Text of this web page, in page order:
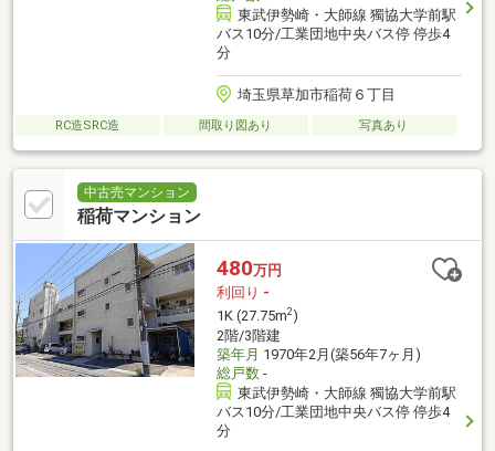
東武伊勢崎・大師線 獨協大学前駅
バス10分/工業団地中央バス停 停歩4
分
埼玉県草加市稲荷６丁目
RC造SRC造 間取り図あり 写真あり
中古売マンション
稲荷マンション
480万円
利回り -
1K (27.75m2)
2階/3階建
築年月 1970年2月(築56年7ヶ月)
総戸数-
東武伊勢崎・大師線 獨協大学前駅
バス10分/工業団地中央バス停 停歩4
分